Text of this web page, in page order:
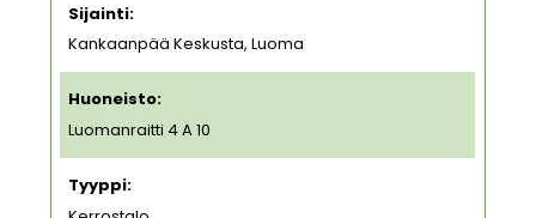
Sijainti:
Kankaanpää Keskusta, Luoma
Huoneisto:
Luomanraitti 4 A 10
Tyyppi: